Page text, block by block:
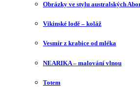
Obrázky ve stylu australských
Vikinské lodě – koláž
Vesmír z krabice od mléka
NEARIKA – malování vlnou
Totem